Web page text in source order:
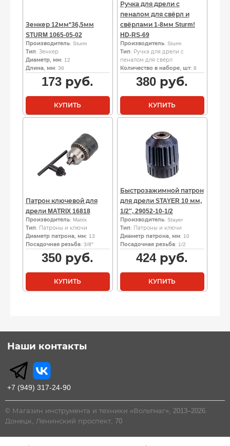
Зенкер 12мм*36,5мм
STURM 1065-05-02
Производитель: Sturm
Тип: Зенкер
Диаметр, мм: 12
Длина, мм: 36
173 руб.
КУПИТЬ
Ручка для дрели с
пеналом для свёрл и
свёрлами 1-8мм Sturm!
HD-RS-69
Производитель: Sturm
Тип: Ручка для дрели с
пеналом для свёрл
Количество в наборе, шт: 8
380 руб.
КУПИТЬ
Патрон ключевой для
дрели MATRIX 16818
Производитель: Matrix
Тип: Патроны и ключи
Диаметр патрона, мм: 13
Посадочная резьба: 3/8″
350 руб.
КУПИТЬ
Быстрозажимной патрон
для дрели STAYER 10 мм,
1/2″, 29052-10-1/2
Производитель: Stayer
Тип: Патроны и ключи
Диаметр патрона, мм: 10
Посадочная резьба: 1/2
424руб.
КУПИТЬ
Наши контакты
+7 (949) 317-24-90
© Магазин инструмента и техники «Вольтмаг», 2013–2026.
Донецк, Ленинский проспект, 70